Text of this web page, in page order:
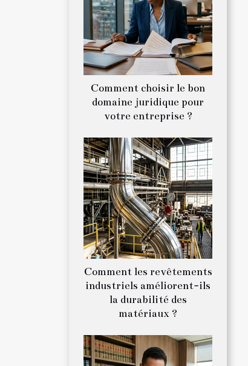
Comment choisir le bon
domaine juridique pour
votre entreprise ?
Comment les revêtements
industriels améliorent-ils
la durabilité des
matériaux ?